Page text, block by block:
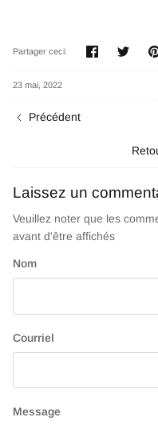
Partager ceci: Partager
23 mai, 2022
Précédent
Laissez un
Veuillez noter que les
avant d'être affichés
Nom
Courriel
Message